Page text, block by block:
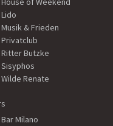
Lido
Musik & Frieden
Privatclub
Ritter Butzke
Sisyphos
Wilde Renate
Bar Milano